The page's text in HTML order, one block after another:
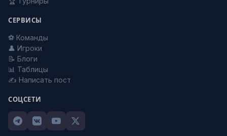
СЕРВИСЫ
⚽ Команды
👤 Игроки
📝 Блоги
📊 Таблицы
✍️ Написать пост
СОЦСЕТИ